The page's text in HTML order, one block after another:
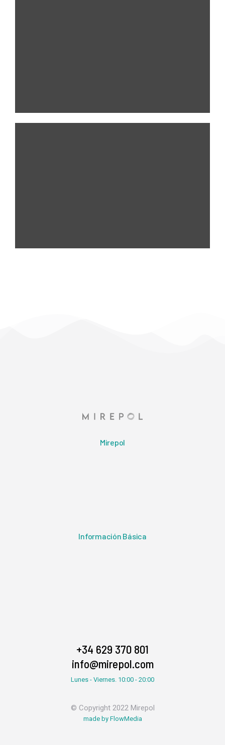
Mirepol
Información Básica
+34 629 370 801
info@mirepol.com
Lunes - Viernes. 10:00 - 20:00
© Copyright 2022 Mirepol
made by FlowMedia